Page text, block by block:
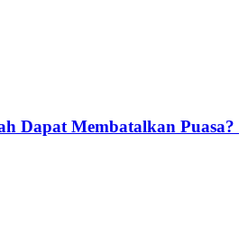
Dapat Membatalkan Puasa?